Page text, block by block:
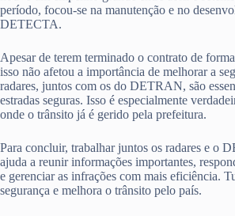
período, focou-se na manutenção e no
DETECTA.
Apesar de terem terminado o contrato de
isso não afetou a importância de melhorar a
radares, juntos com os do DETRAN, são
estradas seguras. Isso é especialmente
onde o trânsito já é gerido pela prefeitura.
Para concluir, trabalhar juntos os radares e o
ajuda a reunir informações importantes,
e gerenciar as infrações com mais eficiência.
segurança e melhora o trânsito pelo país.